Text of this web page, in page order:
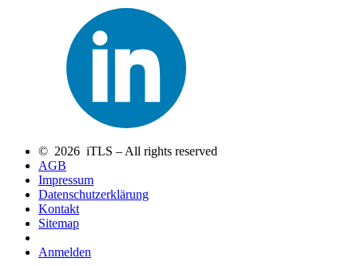
© 2026 iTLS – All rights reserved
AGB
Impressum
Datenschutzerklärung
Kontakt
Sitemap
Anmelden